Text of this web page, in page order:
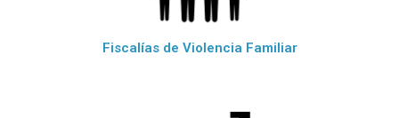
Fiscalías de Violencia Familiar